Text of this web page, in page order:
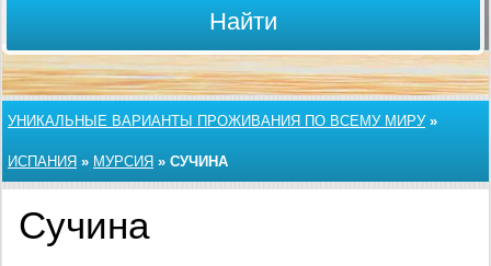
Найти
УНИКАЛЬНЫЕ ВАРИАНТЫ ПРОЖИВАНИЯ ПО ВСЕМУ МИРУ»
ИСПАНИЯ » МУРСИЯ » СУЧИНА
Сучина